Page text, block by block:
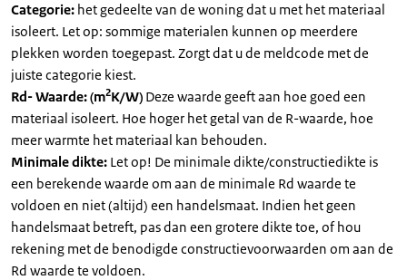
Categorie: het gedeelte van de woning dat u met het materiaal
isoleert. Let op: sommige materialen kunnen op meerdere
plekken worden toegepast. Zorgt dat u de meldcode met de
juiste categorie kiest.
Rd- Waarde: (m2K/W) Deze waarde geeft aan hoe goed een
materiaal isoleert. Hoe hoger het getal van de R-waarde, hoe
meer warmte het materiaal kan behouden.
Minimale dikte: Let op! De minimale dikte/constructiedikte is
een berekende waarde om aan de minimale Rd waarde te
voldoen en niet (altijd) een handelsmaat. Indien het geen
handelsmaat betreft, pas dan een grotere dikte toe, of hou
rekening met de benodigde constructievoorwaarden om aan de
Rd waarde te voldoen.